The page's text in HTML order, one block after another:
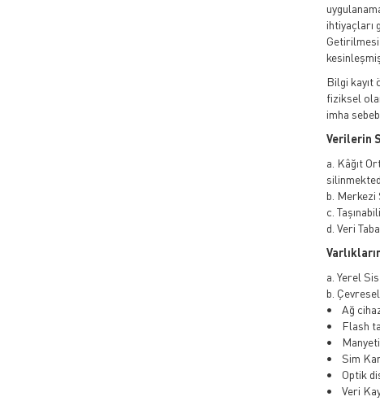
ihtiyaçları
Bilgi kayıt
fiziksel
imha
Verilerin
a. Kâğıt
b. Merkezi
c.
d. Veri
a. Yerel
b.
• Ağ
• Flash
•
• Sim
• Optik
• Veri